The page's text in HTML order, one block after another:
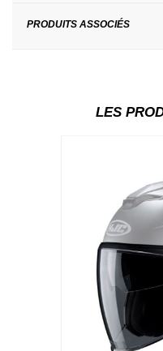
PRODUITS ASSOCIÉS
LES